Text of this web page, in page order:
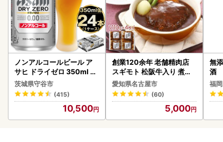
ノンアルコールビール ア
サヒ ドライゼロ 350ml 24
本 ノンアル ビール asashi
守谷市
茨城県守谷市
(415)
10,500
創業120余年 老舗精肉店
スギモト 松阪牛入り 煮込
み ハンバーグ 110g×4枚
惣菜 お取り寄せ グルメ ハ
ンバーグ 冷凍
愛知県名古屋市
(60)
5,000
無
酒
福